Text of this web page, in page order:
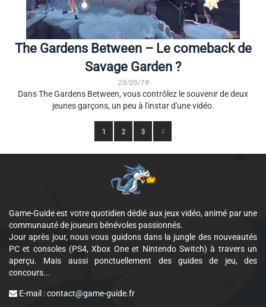
The Gardens Between – Le comeback de
Savage Garden ?
25/05/19
Dans The Gardens Between, vous contrôlez le souvenir de deux
jeunes garçons, un peu à l'instar d'une vidéo.
1 2 3 4
Game-Guide est votre quotidien dédié aux jeux vidéo, animé par une
communauté de joueurs bénévoles passionnés.
Jour après jour, nous vous guidons dans la jungle des nouveautés
PC et consoles (PS4, Xbox One et Nintendo Switch) à travers un
aperçu. Mais aussi ponctuellement des guides de jeu, des
concours...
E-mail :contact@game-guide.fr